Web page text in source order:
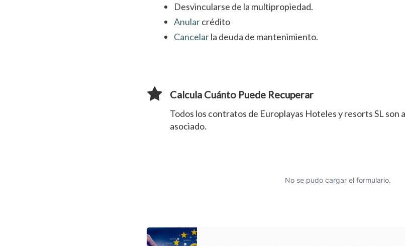
Desvincularse de la multipropiedad.
Anularcrédito
Cancelarla deuda de mantenimiento.
Calcula Cuánto Puede Recuperar
Todos los contratos de Europlayas Hoteles y resorts SL son
asociado.
No se pudo cargar el formulario.